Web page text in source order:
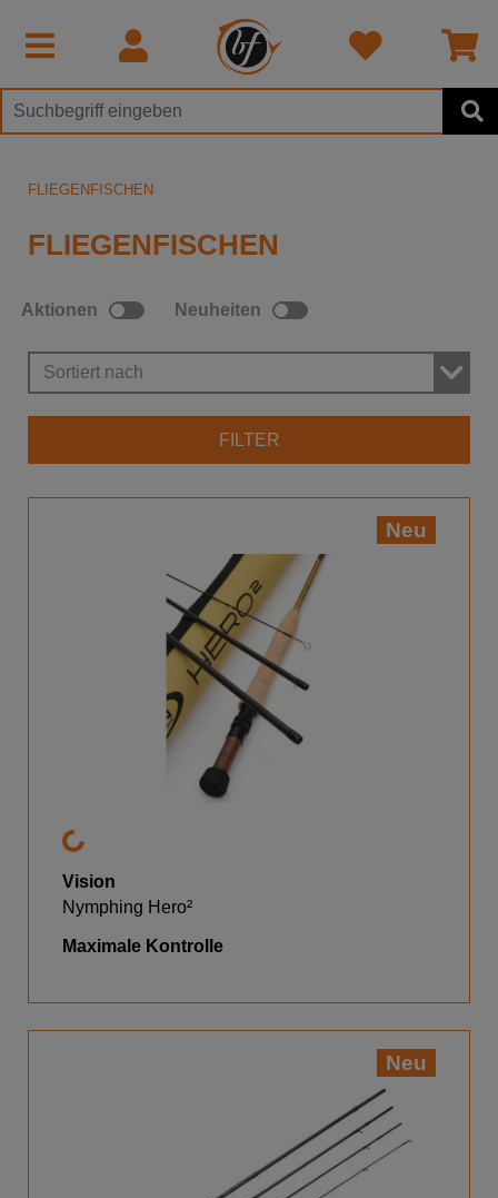
FLIEGENFISCHEN
FLIEGENFISCHEN
FILTER
Sortiert nach
Aktionen Neuheiten
Neu
Vision
Nymphing Hero²
Maximale Kontrolle
Neu